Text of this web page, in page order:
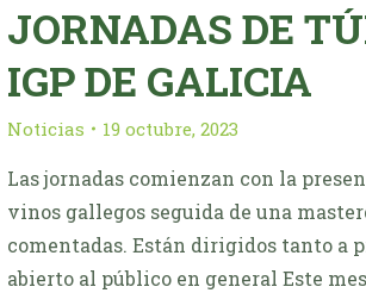
JORNADAS DE
IGP DE GALICIA
Noticias 19 octubre, 2023
Las jornadas comienzan con la
vinos gallegos seguida de una
comentadas. Están dirigidos tanto a
abierto al público en general Este